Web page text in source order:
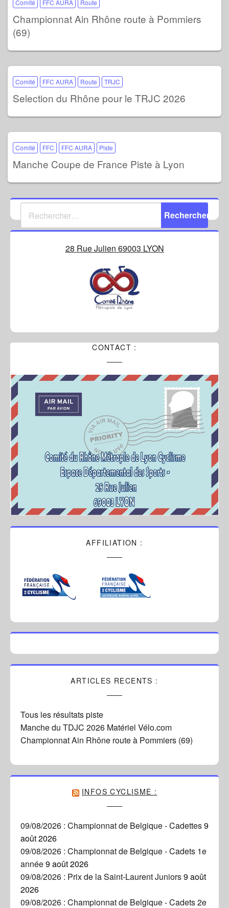
Championnat Ain Rhône route à Pommiers
(69)
Comité FFC AURA Route TRJC
Selection du Rhône pour le TRJC 2026
Comité FFC FFC AURA Piste
Manche Coupe de France Piste à Lyon
28 Rue Julien 69003 LYON
CONTACT :
AFFILIATION :
ARTICLES RECENTS :
Tous les résultats piste
Manche du TDJC 2026 Matériel Vélo.com
Championnat Ain Rhône route à Pommiers (69)
INFOS CYCLISME :
09/08/2026 : Championnat de Belgique - Cadettes9
août 2026
09/08/2026 : Championnat de Belgique - Cadets 1e
année9 août 2026
09/08/2026 : Prix de la Saint-Laurent Juniors9 août
2026
09/08/2026 : Championnat de Belgique - Cadets 2e